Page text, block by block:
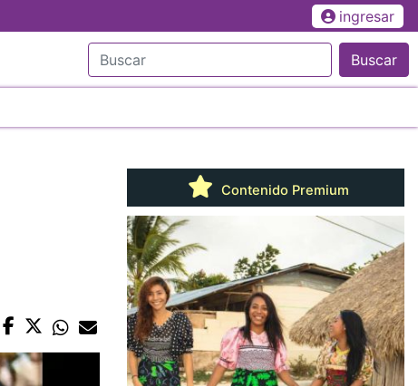
ingresar
Buscar
Contenido Premium